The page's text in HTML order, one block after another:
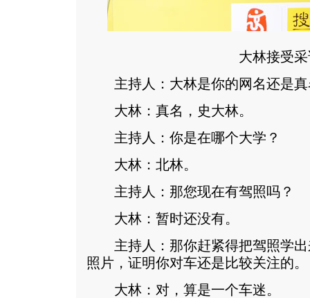
大林接受
主持人：大林是你的网名还是真
大林：真名，史大林。
主持人：你是在哪个大学？
大林：北林。
主持人：那您现在有驾照吗？
大林：暂时还没有。
主持人：那你赶紧得把驾照学出
照片，证明你对车还是比较关注的。
大林：对，算是一个车迷。